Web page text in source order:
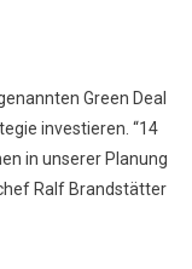
Green Deal
investieren. “14
in unserer Planung
Ralf Brandstätter